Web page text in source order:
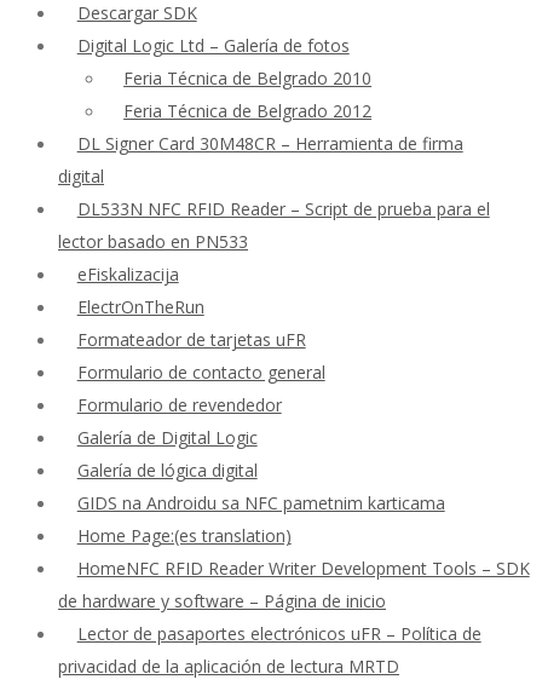
Descargar SDK
Digital Logic Ltd – Galería de fotos
Feria Técnica de Belgrado 2010
Feria Técnica de Belgrado 2012
DL Signer Card 30M48CR – Herramienta de firma
digital
DL533N NFC RFID Reader – Script de prueba para el
lector basado en PN533
eFiskalizacija
ElectrOnTheRun
Formateador de tarjetas uFR
Formulario de contacto general
Formulario de revendedor
Galería de Digital Logic
Galería de lógica digital
GIDS na Androidu sa NFC pametnim karticama
Home Page:(es translation)
HomeNFC RFID Reader Writer Development Tools – SDK
de hardware y software – Página de inicio
Lector de pasaportes electrónicos uFR – Política de
privacidad de la aplicación de lectura MRTD